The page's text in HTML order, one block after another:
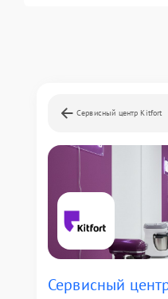
Сервисный центр Kitfort
Сервисный